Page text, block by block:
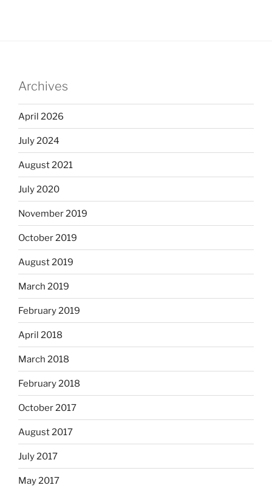
Archives
April 2026
July 2024
August 2021
July 2020
November 2019
October 2019
August 2019
March 2019
February 2019
April 2018
March 2018
February 2018
October 2017
August 2017
July 2017
May 2017